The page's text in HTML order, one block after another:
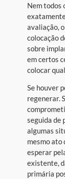
Nem todos
avaliação,
colocação
sobre
em certos
colocar
Se houver
regenerar.
seguida de
algumas
mesmo ato
esperar
existente,
primária